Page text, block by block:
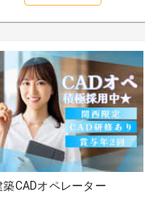
CADオペレーター